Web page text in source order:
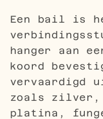
Een bail is
hanger aan
koord
vervaardigd
zoals zilver,
platina,